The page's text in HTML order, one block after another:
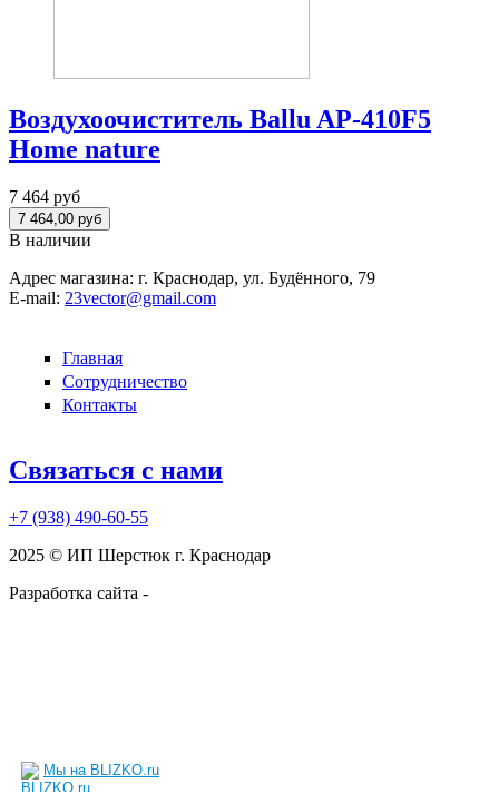
Воздухоочиститель Ballu AP-410F5
Home nature
7 464 руб
В наличии
Адрес магазина: г. Краснодар, ул. Будённого, 79
E-mail: 23vector@gmail.com
Главная
Сотрудничество
Контакты
Связаться с нами
+7 (938) 490-60-55
2025 © ИП Шерстюк г. Краснодар
Разработка сайта -
Мы на BLIZKO.ru